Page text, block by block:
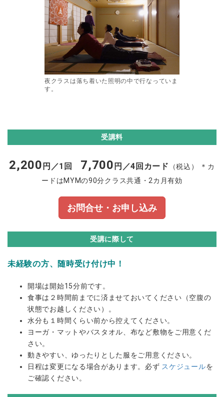
夜クラスは落ち着いた照明の中で行なっていま
す。
受講料
2,200 円／1回 7,700 円／4回カード
（税込） ＊カ
ードはMYMの90分クラス共通・2カ月有効
お問合せ・お申し込み
受講に際して
未経験の方、随時受け付け中！
開場は開始15分前です。
食事は２時間前までに済ませておいてください（空腹の
状態でお越しください）。
水分も１時間くらい前から控えてください。
ヨーガ・マットやバスタオル、布など敷物をご用意くだ
さい。
動きやすい、ゆったりとした服をご用意ください。
日程は変更になる場合があります。必ず スケジュールを
ご確認ください。